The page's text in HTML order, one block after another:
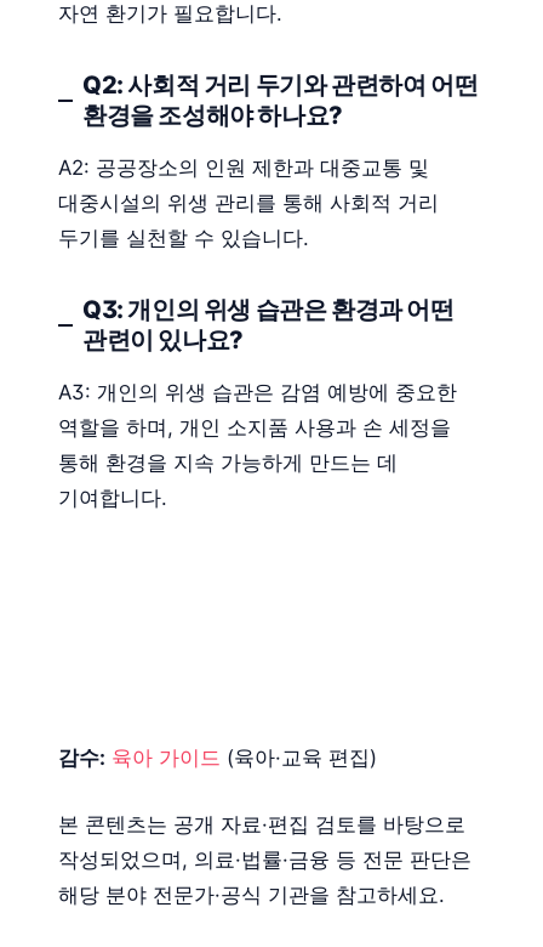
자연 환기가 필요합니다.
Q2: 사회적 거리 두기와 관련하여 어떤
환경을 조성해야 하나요?
A2: 공공장소의 인원 제한과 대중교통 및
대중시설의 위생 관리를 통해 사회적 거리
두기를 실천할 수 있습니다.
Q3: 개인의 위생 습관은 환경과 어떤
관련이 있나요?
A3: 개인의 위생 습관은 감염 예방에 중요한
역할을 하며, 개인 소지품 사용과 손 세정을
통해 환경을 지속 가능하게 만드는 데
기여합니다.
감수: 육아 가이드 (육아·교육 편집)
본 콘텐츠는 공개 자료·편집 검토를 바탕으로
작성되었으며, 의료·법률·금융 등 전문 판단은
해당 분야 전문가·공식 기관을 참고하세요.